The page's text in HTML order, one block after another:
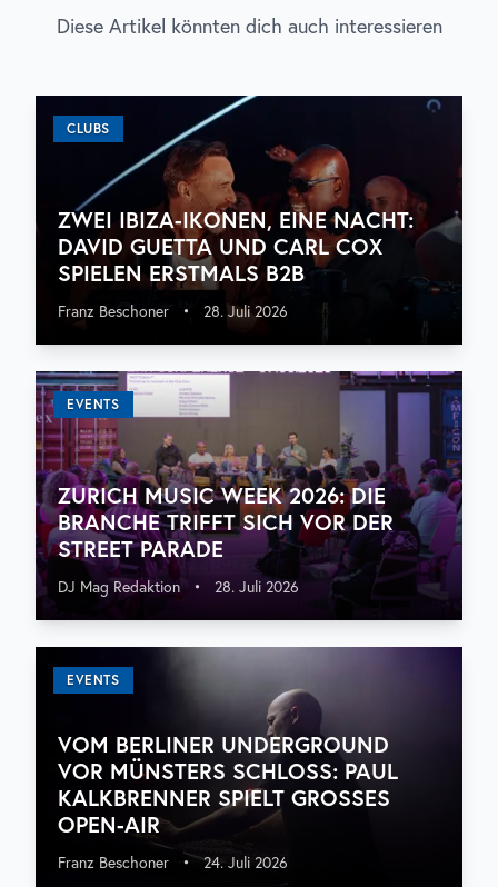
Diese Artikel könnten dich auch interessieren
CLUBS
ZWEI IBIZA-IKONEN, EINE NACHT:
DAVID GUETTA UND CARL COX
SPIELEN ERSTMALS B2B
Franz Beschoner • 28. Juli 2026
EVENTS
ZURICH MUSIC WEEK 2026: DIE
BRANCHE TRIFFT SICH VOR DER
STREET PARADE
DJ Mag Redaktion • 28. Juli 2026
EVENTS
VOM BERLINER UNDERGROUND
VOR MÜNSTERS SCHLOSS: PAUL
KALKBRENNER SPIELT GROSSES O
PEN-AIR
Franz Beschoner • 24. Juli 2026